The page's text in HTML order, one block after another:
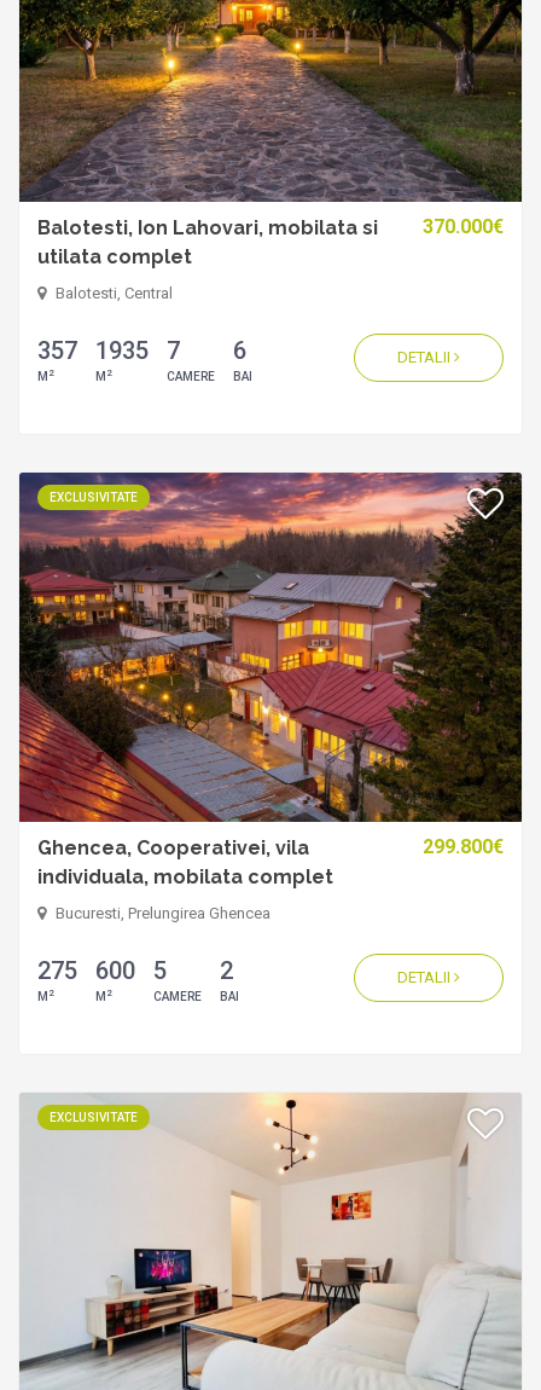
Balotesti, Ion Lahovari, mobilata si
utilata complet
370.000€
Balotesti, Central
357
M 2
1935
M 2
7
CAMERE
6
BAI
DETALII
EXCLUSIVITATE
Ghencea, Cooperativei, vila
individuala, mobilata complet
299.800€
Bucuresti, Prelungirea Ghencea
275
M 2
600
M 2
5
CAMERE
2
BAI
DETALII
EXCLUSIVITATE